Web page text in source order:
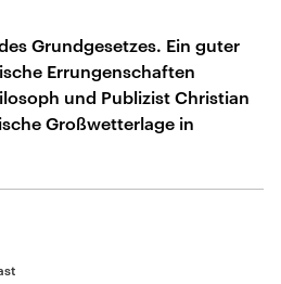
Grundgesetzes. Ein guter
Errungenschaften
und Publizist Christian
Großwetterlage in